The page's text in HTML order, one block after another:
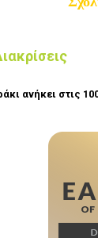
ανήκει στις